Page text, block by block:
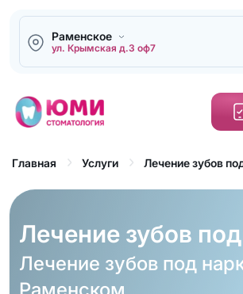
Раменское
ул. Крымская д.3 оф7
Главная Услуги Лечение зубов
Лечение зубов
Лечение зубов под